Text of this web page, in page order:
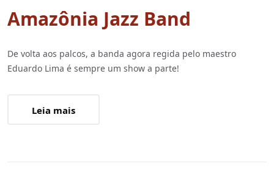
Amazônia Jazz Band
De volta aos palcos, a banda agora regida pelo maestro
Eduardo Lima é sempre um show a parte!
Leia mais